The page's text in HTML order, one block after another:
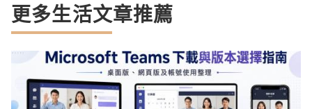
更多生活文章推薦